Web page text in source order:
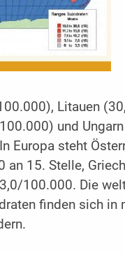
Litauen
und Ungarn
Europa steht
an 15. Stelle,
100.000. Die
finden sich in